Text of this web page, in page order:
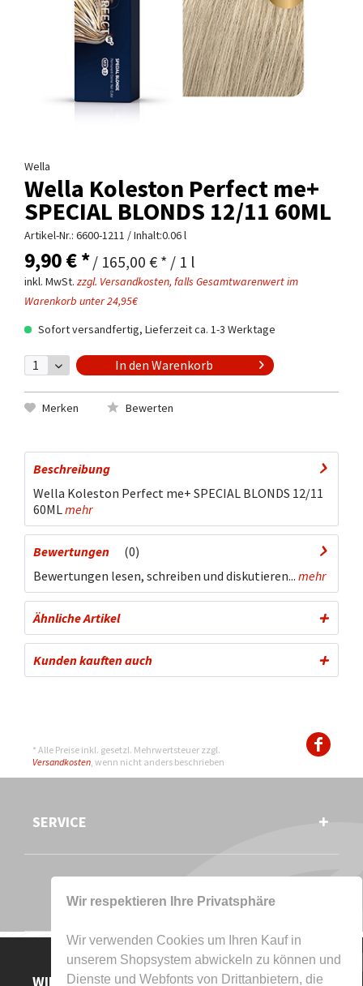
Wir respektieren Ihre Privatsphäre
Wir verwenden Cookies um Ihren Kauf in
unserem Shopsystem abwickeln zu können und
Dienste und Webfonts von Drittanbietern, die
Wella
Wella Koleston Perfect me+
SPECIAL BLONDS 12/11 60ML
Artikel-Nr.: 6600-1211 / Inhalt:0.06 l
9,90 € */ 165,00 € * / 1 l
inkl. MwSt. zzgl. Versandkosten, falls Gesamtwarenwert im
Warenkorb unter 24,95€
Sofort versandfertig, Lieferzeit ca. 1-3 Werktage
In den Warenkorb
Merken Bewerten
Beschreibung
Wella Koleston Perfect me+ SPECIAL BLONDS 12/11
60ML mehr
Bewertungen
0
Bewertungen lesen, schreiben und diskutieren... mehr
Ähnliche Artikel
Kunden kauften auch
* Alle Preise inkl. gesetzl. Mehrwertsteuer zzgl.
Versandkosten , wenn nicht anders beschrieben
SERVICE
WIR AKZEPTIEREN